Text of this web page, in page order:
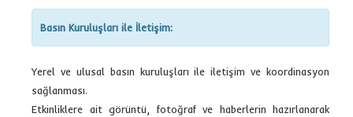
Basın Kuruluşları ile İletişim:
Yerel ve ulusal basın kuruluşları ile iletişim ve koordinasyon
sağlanması.
Etkinliklere ait görüntü, fotoğraf ve haberlerin hazırlanarak